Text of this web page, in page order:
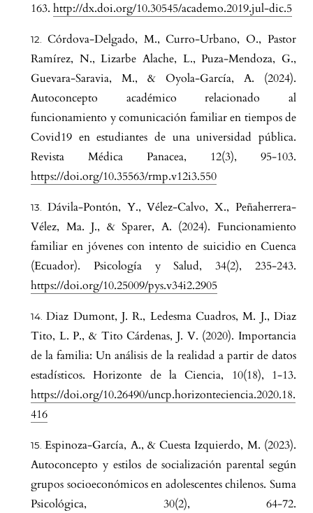
163. http://dx.doi.org/10.30545/academo.2019.jul-dic.5
Córdova-Delgado, M., Curro-Urbano, O., Pastor
Ramírez, N., Lizarbe Alache, L., Puza-Mendoza, G.,
Guevara-Saravia, M., & Oyola-García, A. (2024).
Autoconcepto académico relacionado al
funcionamiento y comunicación familiar en tiempos de
Covid19 en estudiantes de una universidad pública.
Revista Médica Panacea, 12(3), 95-103.
https://doi.org/10.35563/rmp.v12i3.550
Dávila-Pontón, Y., Vélez-Calvo, X., Peñaherrera-
Vélez, Ma. J., & Sparer, A. (2024). Funcionamiento
familiar en jóvenes con intento de suicidio en Cuenca
(Ecuador). Psicología y Salud, 34(2), 235-243.
https://doi.org/10.25009/pys.v34i2.2905
Diaz Dumont, J. R., Ledesma Cuadros, M. J., Diaz
Tito, L. P., & Tito Cárdenas, J. V. (2020). Importancia
de la familia: Un análisis de la realidad a partir de datos
estadísticos. Horizonte de la Ciencia, 10(18), 1-13.
https://doi.org/10.26490/uncp.horizonteciencia.2020.18.
416
Espinoza-García, A., & Cuesta Izquierdo, M. (2023).
Autoconcepto y estilos de socialización parental según
grupos socioeconómicos en adolescentes chilenos. Suma
Psicológica, 30(2), 64-72.